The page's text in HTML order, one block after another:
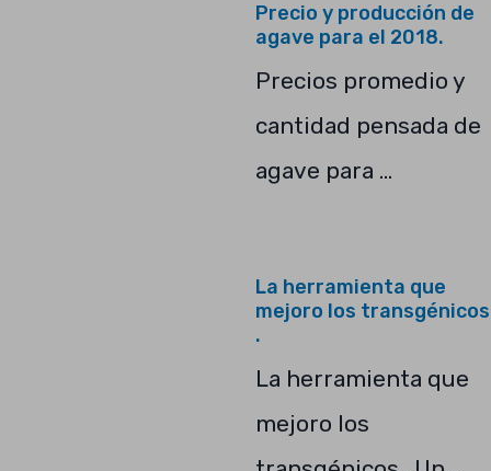
Precio y producción de
agave para el 2018.
Precios promedio y
cantidad pensada de
agave para …
La herramienta que
mejoro los transgénicos
.
La herramienta que
mejoro los